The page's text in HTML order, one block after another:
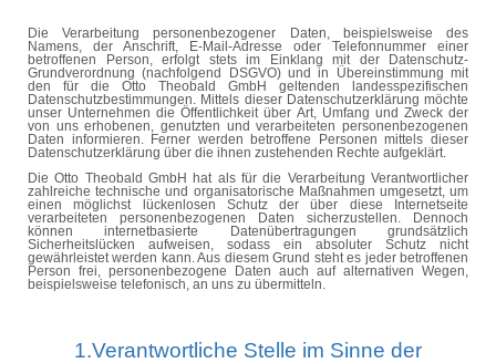
Die Verarbeitung personenbezogener Daten, beispielsweise des
Namens, der Anschrift, E-Mail-Adresse oder Telefonnummer einer
betroffenen Person, erfolgt stets im Einklang mit der Datenschutz-
Grundverordnung (nachfolgend DSGVO) und in Übereinstimmung mit
den für die Otto Theobald GmbH geltenden landesspezifischen
Datenschutzbestimmungen. Mittels dieser Datenschutzerklärung möchte
unser Unternehmen die Öffentlichkeit über Art, Umfang und Zweck der
von uns erhobenen, genutzten und verarbeiteten personenbezogenen
Daten informieren. Ferner werden betroffene Personen mittels dieser
Datenschutzerklärung über die ihnen zustehenden Rechte aufgeklärt.
Die Otto Theobald GmbH hat als für die Verarbeitung Verantwortlicher
zahlreiche technische und organisatorische Maßnahmen umgesetzt, um
einen möglichst lückenlosen Schutz der über diese Internetseite
verarbeiteten personenbezogenen Daten sicherzustellen. Dennoch
können internetbasierte Datenübertragungen grundsätzlich
Sicherheitslücken aufweisen, sodass ein absoluter Schutz nicht
gewährleistet werden kann. Aus diesem Grund steht es jeder betroffenen
Person frei, personenbezogene Daten auch auf alternativen Wegen,
beispielsweise telefonisch, an uns zu übermitteln.
1.Verantwortliche Stelle im Sinne der